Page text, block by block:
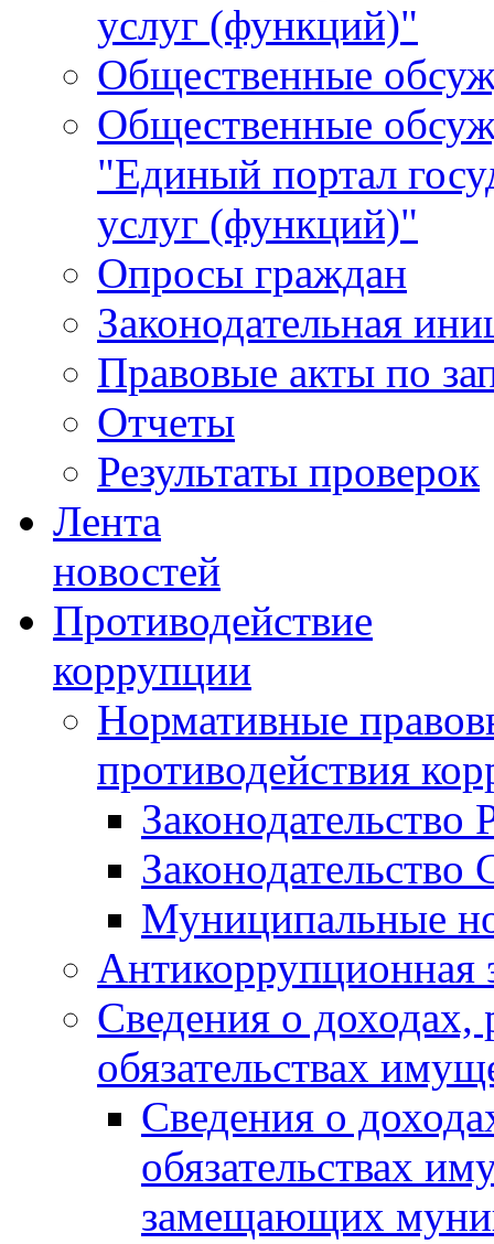
услуг (функций)"
Общественные
Общественные
"Единый портал
услуг (функций)"
Опросы граждан
Законодательная
Правовые акты по
Отчеты
Результаты проверок
Лента
новостей
Противодействие
коррупции
Нормативные
противодействия
Законодательство
Муниципальные
Антикоррупционная
Сведения о доходах,
обязательствах
Сведения о
обязательствах
замещающих